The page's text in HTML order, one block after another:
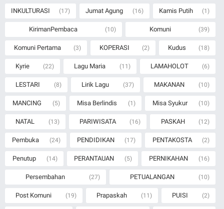
INKULTURASI (17) Jumat Agung (16) Kamis Putih (1)
KirimanPembaca (10) Komuni (39)
Komuni Pertama (3) KOPERASI (2) Kudus (18)
Kyrie (22) Lagu Maria (11) LAMAHOLOT (6)
LESTARI (8) Lirik Lagu (37) MAKANAN (10)
MANCING (5) Misa Berlindis (1) Misa Syukur (10)
NATAL (13) PARIWISATA (16) PASKAH (12)
Pembuka (24) PENDIDIKAN (17) PENTAKOSTA (2)
Penutup (14) PERANTAUAN (5) PERNIKAHAN (16)
Persembahan (27) PETUALANGAN (10)
Post Komuni (19) Prapaskah (11) PUISI (2)